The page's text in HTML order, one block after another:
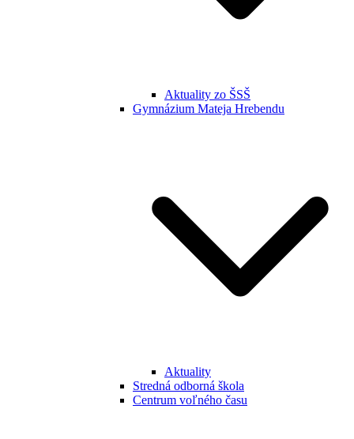
Aktuality zo ŠSŠ
Gymnázium Mateja Hrebendu
Aktuality
Stredná odborná škola
Centrum voľného času